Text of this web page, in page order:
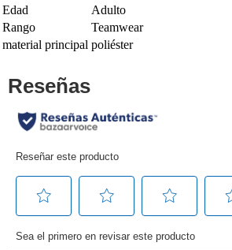
Edad
Adulto
Rango
Teamwear
material principal poliéster